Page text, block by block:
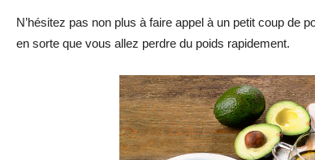
N’hésitez pas non plus à faire appel à un petit coup de
en sorte que vous allez perdre du poids rapidement.